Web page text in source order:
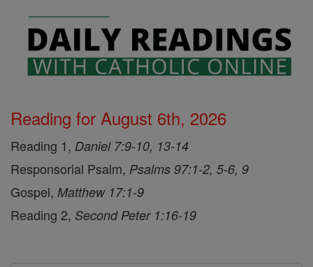
Reading for August 6th, 2026
Reading 1, Daniel 7:9-10, 13-14
Responsorial Psalm, Psalms 97:1-2, 5-6, 9
Gospel, Matthew 17:1-9
Reading 2, Second Peter 1:16-19